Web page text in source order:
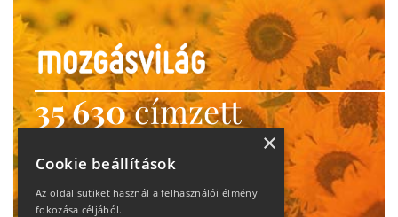
35 630címzett
heti motiváció
Ne maradj le!
×
Cookie beállítások
Az oldal sütiket használ a felhasználói élmény
fokozása céljából.